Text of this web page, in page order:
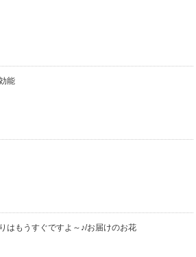
能
もうすぐですよ～♪/お届けのお花